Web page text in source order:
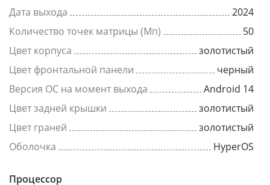
Дата выхода
2024
Количество точек матрицы (Мп)
50
Цвет корпуса
золотистый
Цвет фронтальной панели
черный
Версия ОС на момент выхода
Android 14
Цвет задней крышки
золотистый
Цвет граней
золотистый
Оболочка
HyperOS
Процессор